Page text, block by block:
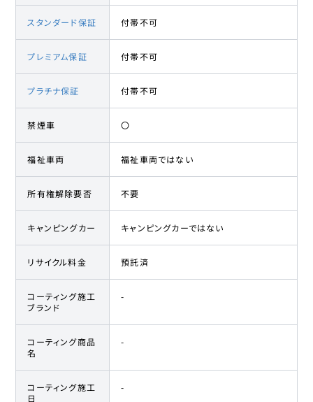
スタンダード保証 付帯不可
プレミアム保証 付帯不可
プラチナ保証 付帯不可
禁煙車 〇
福祉車両 福祉車両ではない
所有権解除要否 不要
キャンピングカー キャンピングカーではない
リサイクル料金 預託済
コーティング施工
ブランド
-
コーティング商品
名
-
コーティング施工
日
-